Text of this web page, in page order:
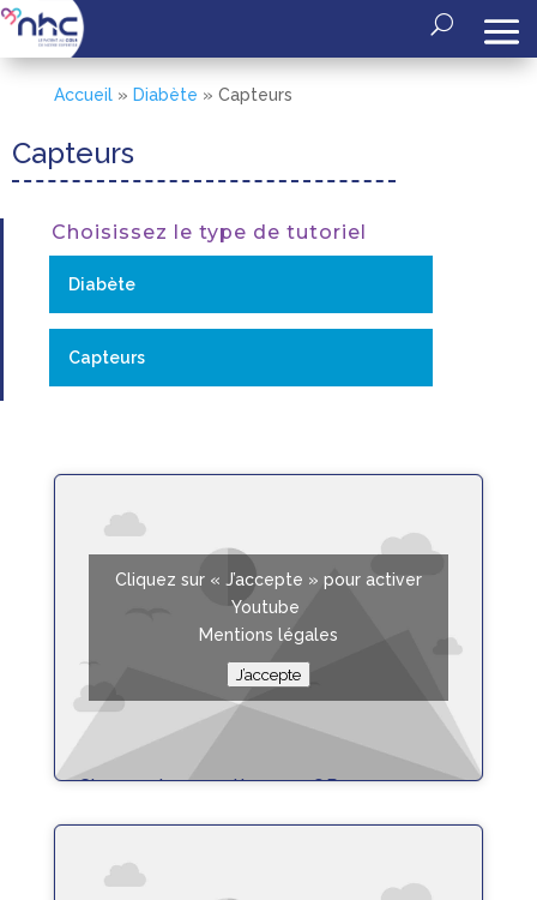
Accueil» Diabète » Capteurs
Capteurs
Choisissez le type de tutoriel
Changer transmetteur sur OP5
Cliquez sur « J’accepte » pour activer
Youtube
Mentions légales
J’accepte